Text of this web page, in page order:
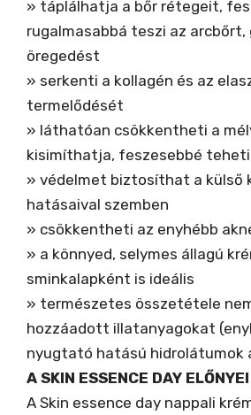
a
és
elasztin
termelődését
a
bőrben
»
enyhítheti
a
környezet
káros
hatásait
mennyiség
» táplálhatja a bőr rétegeit,
rugalmasabbá teszi az
öregedést
» serkenti a kollagén és az
termelődését
» láthatóan csökkentheti a
kisimíthatja, feszesebbé
» védelmet biztosíthat a külső
hatásaival szemben
» csökkentheti az enyhébb
» a könnyed, selymes állagú
sminkalapként is ideális
» természetes összetétele
hozzáadott illatanyagokat
nyugtató hatású hidrolátumok
A SKIN ESSENCE DAY ELŐNYEI
A Skin essence day nappali